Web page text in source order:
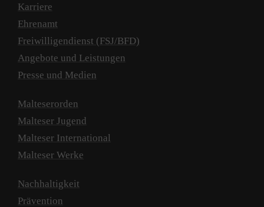
Karriere
Ehrenamt
Freiwilligendienst (FSJ/BFD)
Angebote und Leistungen
Presse und Medien
Malteserorden
Malteser Jugend
Malteser International
Malteser Werke
Nachhaltigkeit
Prävention